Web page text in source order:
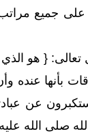
على جميع
عليك الكتاب...} آل
صلى الله